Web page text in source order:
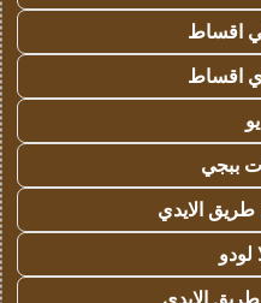
اقساط
اقساط
ببجي
الايدي
الايدي